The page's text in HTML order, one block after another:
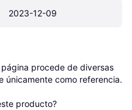
2023-12-09
procede de diversas
únicamente como referencia.
producto?